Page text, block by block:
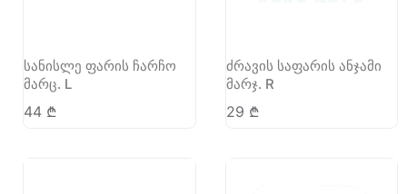
სანისლე ფარის ჩარჩო
მარც. L
44 ₾
ძრავის საფარის ანჯამი
მარჯ. R
29 ₾